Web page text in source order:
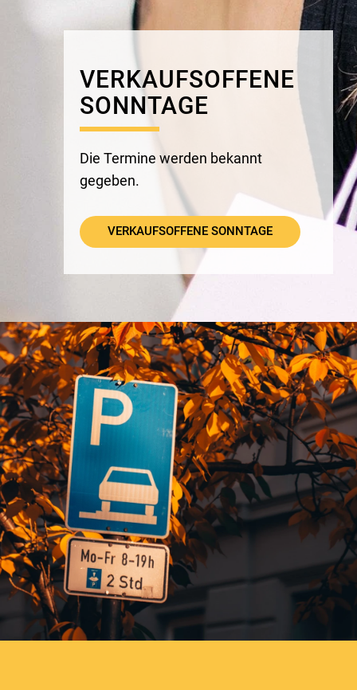
VERKAUFSOFFENE
SONNTAGE
Die Termine werden bekannt
gegeben.
VERKAUFSOFFENE SONNTAGE